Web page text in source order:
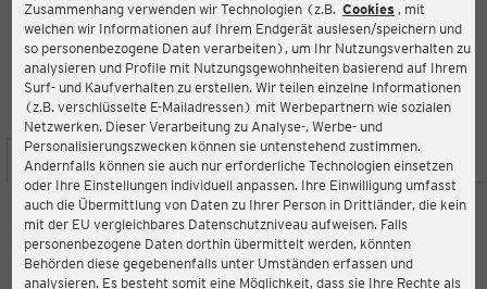
Zusammenhang verwenden wir Technologien (z.B. Cookies , mit
welchen wir Informationen auf Ihrem Endgerät auslesen/speichern und
so personenbezogene Daten verarbeiten), um Ihr Nutzungsverhalten zu
analysieren und Profile mit Nutzungsgewohnheiten basierend auf Ihrem
Surf- und Kaufverhalten zu erstellen. Wir teilen einzelne Informationen
(z.B. verschlüsselte E-Mailadressen) mit Werbepartnern wie sozialen
Netzwerken. Dieser Verarbeitung zu Analyse-, Werbe- und
Personalisierungszwecken können sie untenstehend zustimmen.
Andernfalls können sie auch nur erforderliche Technologien einsetzen
oder Ihre Einstellungen individuell anpassen. Ihre Einwilligung umfasst
auch die Übermittlung von Daten zu Ihrer Person in Drittländer, die kein
mit der EU vergleichbares Datenschutzniveau aufweisen. Falls
personenbezogene Daten dorthin übermittelt werden, könnten
Behörden diese gegebenenfalls unter Umständen erfassen und
analysieren. Es besteht somit eine Möglichkeit, dass sie Ihre Rechte als
ERNSTING'S FAMILY FILIALE
Oststraße 3a
57392 Schmallenberg
4,4
Bewertung:
STANDORT SERVICES SORTIMENT AKTIONEN
Ernsting's family
Oststraße 3a, 57392 Schmallenberg